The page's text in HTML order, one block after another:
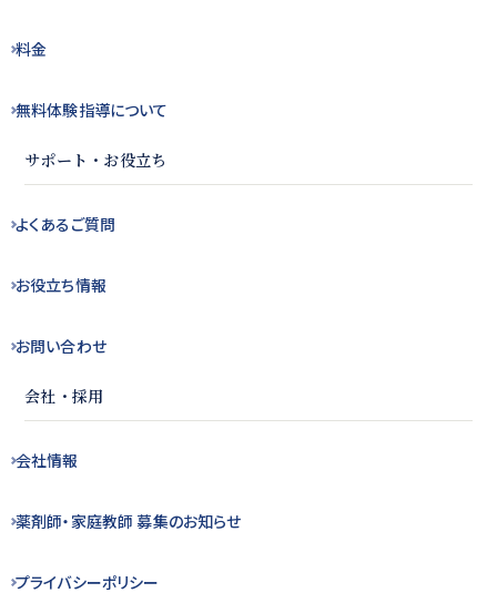
料金
無料体験指導について
サポート・お役立ち
よくある ご質問
お役立ち情報
お問い合わせ
会社・採用
会社情報
薬剤師・ 家庭教師 募集のお知らせ
プライバシーポリシー